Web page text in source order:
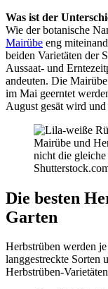
Was ist der
Wie der botanische
Mairübe eng
beiden Varietäten der
Aussaat- und
andeuten. Die
im Mai geerntet
August gesät wird
Mairübe und
nicht die
Die besten
Garten
Herbstrüben werden
langgestreckte Sorten
Herbstrüben-